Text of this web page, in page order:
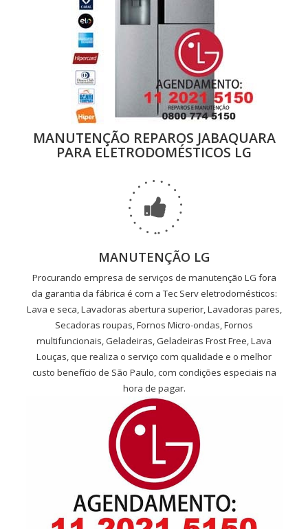
MANUTENÇÃO REPAROS JABAQUARA
PARA ELETRODOMÉSTICOS LG
MANUTENÇÃO LG
Procurando empresa de serviços de manutenção LG fora
da garantia da fábrica é com a Tec Serv eletrodomésticos:
Lava e seca, Lavadoras abertura superior, Lavadoras pares,
Secadoras roupas, Fornos Micro-ondas, Fornos
multifuncionais, Geladeiras, Geladeiras Frost Free, Lava
Louças, que realiza o serviço com qualidade e o melhor
custo benefício de São Paulo, com condições especiais na
hora de pagar.